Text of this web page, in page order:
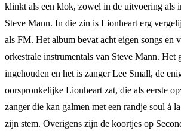
klinkt als een klok, zowel in de uitvoering als
Steve Mann. In die zin is Lionheart erg
als FM. Het album bevat acht eigen songs en
orkestrale instrumentals van Steve Mann. Het
ingehouden en het is zanger Lee Small, de
oorspronkelijke Lionheart zat, die als eerste
zanger die kan galmen met een randje soul á
zijn stem. Overigens zijn de koortjes op